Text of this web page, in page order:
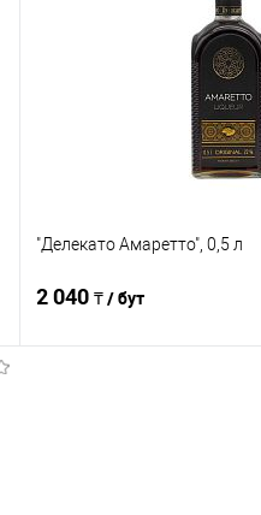
"Делекато Амаретто", 0,5 л
2 040 ₸ / бут